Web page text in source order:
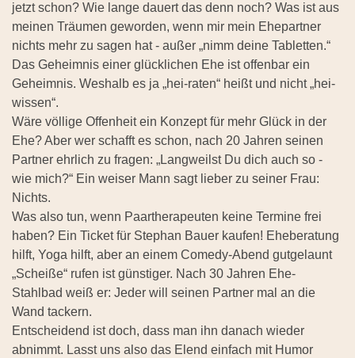
jetzt schon? Wie lange dauert das denn noch? Was ist aus
meinen Träumen geworden, wenn mir mein Ehepartner
nichts mehr zu sagen hat - außer „nimm deine Tabletten.“
Das Geheimnis einer glücklichen Ehe ist offenbar ein
Geheimnis. Weshalb es ja „hei-raten“ heißt und nicht „hei-
wissen“.
Wäre völlige Offenheit ein Konzept für mehr Glück in der
Ehe? Aber wer schafft es schon, nach 20 Jahren seinen
Partner ehrlich zu fragen: „Langweilst Du dich auch so -
wie mich?“ Ein weiser Mann sagt lieber zu seiner Frau:
Nichts.
Was also tun, wenn Paartherapeuten keine Termine frei
haben? Ein Ticket für Stephan Bauer kaufen! Eheberatung
hilft, Yoga hilft, aber an einem Comedy-Abend gutgelaunt
„Scheiße“ rufen ist günstiger. Nach 30 Jahren Ehe-
Stahlbad weiß er: Jeder will seinen Partner mal an die
Wand tackern.
Entscheidend ist doch, dass man ihn danach wieder
abnimmt. Lasst uns also das Elend einfach mit Humor